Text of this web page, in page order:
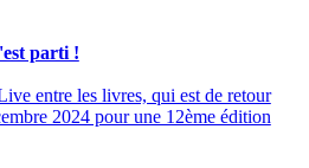
parti !
entre les livres, qui est de retour
2024 pour une 12ème édition